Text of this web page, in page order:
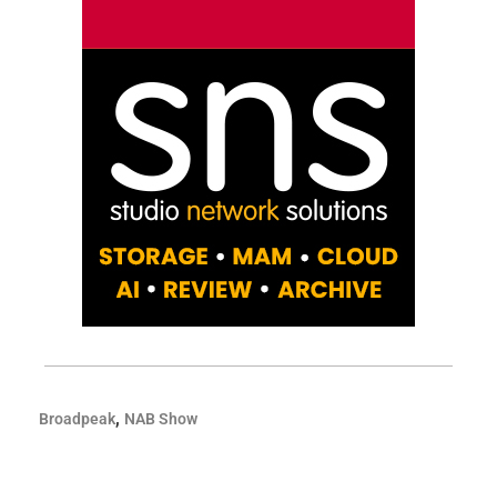
Broadpeak, NAB Show